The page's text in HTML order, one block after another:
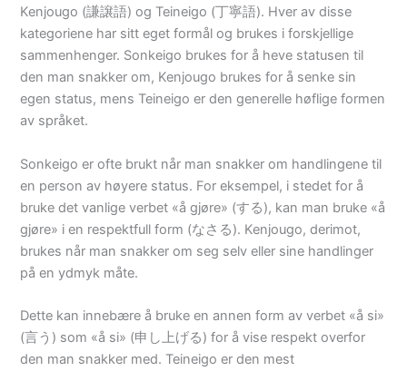
Kenjougo (謙譲語) og Teineigo (丁寧語). Hver av disse
kategoriene har sitt eget formål og brukes i forskjellige
sammenhenger. Sonkeigo brukes for å heve statusen til
den man snakker om, Kenjougo brukes for å senke sin
egen status, mens Teineigo er den generelle høflige formen
av språket.
Sonkeigo er ofte brukt når man snakker om handlingene til
en person av høyere status. For eksempel, i stedet for å
bruke det vanlige verbet «å gjøre» (する), kan man bruke «å
gjøre» i en respektfull form (なさる). Kenjougo, derimot,
brukes når man snakker om seg selv eller sine handlinger
på en ydmyk måte.
Dette kan innebære å bruke en annen form av verbet «å si»
(言う) som «å si» (申し上げる) for å vise respekt overfor
den man snakker med. Teineigo er den mest